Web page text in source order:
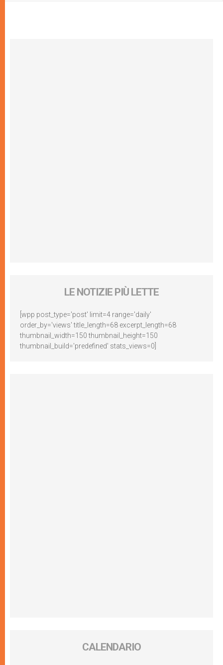
LE NOTIZIE PIÙ LETTE
[wpp post_type='post' limit=4 range='daily'
order_by='views' title_length=68 excerpt_length=68
thumbnail_width=150 thumbnail_height=150
thumbnail_build='predefined' stats_views=0]
CALENDARIO